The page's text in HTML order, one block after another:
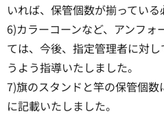
いれば、保管個数が揃っている
6)カラーコーンなど、アンフ
ては、今後、指定管理者に対
うよう指導いたしました。
7)旗のスタンドと竿の保管個
に記載いたしました。